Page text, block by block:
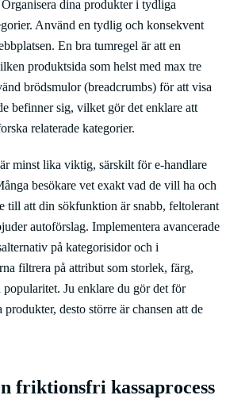
dina produkter i tydliga
Använd en tydlig och konsekvent
En bra tumregel är att en
produktsida som helst med max tre
brödsmulor (breadcrumbs) för att visa
befinner sig, vilket gör det enklare att
relaterade kategorier.
minst lika viktig, särskilt för e-handlare
besökare vet exakt vad de vill ha och
till att din sökfunktion är snabb, feltolerant
autoförslag. Implementera avancerade
på kategorisidor och i
filtrera på attribut som storlek, färg,
Ju enklare du gör det för
desto större är chansen att de
friktionsfri kassaprocess